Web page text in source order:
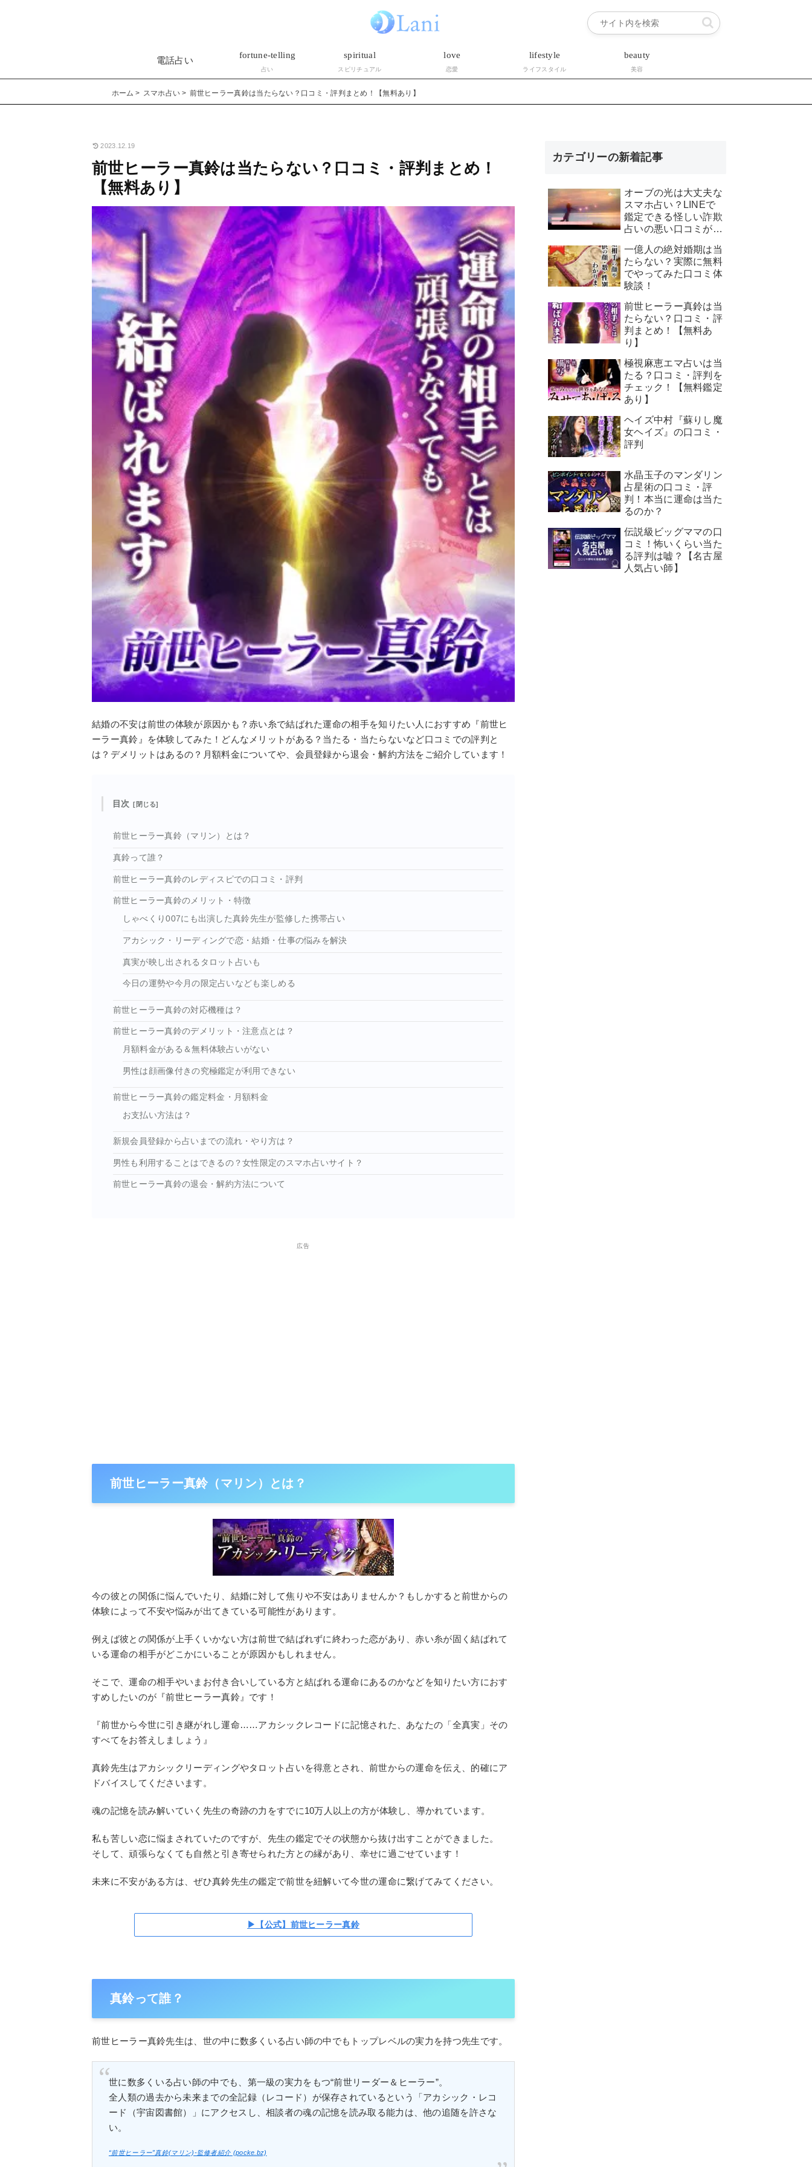
電話占い
fortune-telling
占い
spiritual
スピリチュアル
love
恋愛
lifestyle
ライフスタイル
beauty
美容
ホーム スマホ占い 前世ヒーラー真鈴は当たらない？口コミ・評判まとめ！【無料あり】
2023.12.19
前世ヒーラー真鈴は当たらない？口コミ・評判まとめ！
【無料あり】
結婚の不安は前世の体験が原因かも？赤い糸で結ばれた運命の相手を知りたい人におすすめ『前世ヒ
ーラー真鈴』を体験してみた！どんなメリットがある？当たる・当たらないなど口コミでの評判と
は？デメリットはあるの？月額料金についてや、会員登録から退会・解約方法をご紹介しています！
目次
前世ヒーラー真鈴（マリン）とは？
真鈴って誰？
前世ヒーラー真鈴のレディスピでの口コミ・評判
前世ヒーラー真鈴のメリット・特徴
しゃべくり007にも出演した真鈴先生が監修した携帯占い
アカシック・リーディングで恋・結婚・仕事の悩みを解決
真実が映し出されるタロット占いも
今日の運勢や今月の限定占いなども楽しめる
前世ヒーラー真鈴の対応機種は？
前世ヒーラー真鈴のデメリット・注意点とは？
月額料金がある＆無料体験占いがない
男性は顔画像付きの究極鑑定が利用できない
前世ヒーラー真鈴の鑑定料金・月額料金
お支払い方法は？
新規会員登録から占いまでの流れ・やり方は？
男性も利用することはできるの？女性限定のスマホ占いサイト？
前世ヒーラー真鈴の退会・解約方法について
広告
前世ヒーラー真鈴（マリン）とは？
今の彼との関係に悩んでいたり、結婚に対して焦りや不安はありませんか？もしかすると前世からの
体験によって不安や悩みが出てきている可能性があります。
例えば彼との関係が上手くいかない方は前世で結ばれずに終わった恋があり、赤い糸が固く結ばれて
いる運命の相手がどこかにいることが原因かもしれません。
そこで、運命の相手やいまお付き合いしている方と結ばれる運命にあるのかなどを知りたい方におす
すめしたいのが『前世ヒーラー真鈴』です！
『前世から今世に引き継がれし運命……アカシックレコードに記憶された、あなたの「全真実」その
すべてをお答えしましょう』
真鈴先生はアカシックリーディングやタロット占いを得意とされ、前世からの運命を伝え、的確にア
ドバイスしてくださいます。
魂の記憶を読み解いていく先生の奇跡の力をすでに10万人以上の方が体験し、導かれています。
私も苦しい恋に悩まされていたのですが、先生の鑑定でその状態から抜け出すことができました。
そして、頑張らなくても自然と引き寄せられた方との縁があり、幸せに過ごせています！
未来に不安がある方は、ぜひ真鈴先生の鑑定で前世を紐解いて今世の運命に繋げてみてください。
▶【公式】前世ヒーラー真鈴
真鈴って誰？
前世ヒーラー真鈴先生は、世の中に数多くいる占い師の中でもトップレベルの実力を持つ先生です。
世に数多くいる占い師の中でも、第一級の実力をもつ“前世リーダー＆ヒーラー”。
全人類の過去から未来までの全記録（レコード）が保存されているという「アカシック・レコ
ード（宇宙図書館）」にアクセスし、相談者の魂の記憶を読み取る能力は、他の追随を許さな
い。
“前世ヒーラー”真鈴(マリン)-監修者紹介 (pocke.bz)
カテゴリーの新着記事
オーブの光は大丈夫な
スマホ占い？LINEで
鑑定できる怪しい詐欺
占いの悪い口コミが真
一億人の絶対婚期は当
たらない？実際に無料
でやってみた口コミ体
験談！
前世ヒーラー真鈴は当
たらない？口コミ・評
判まとめ！【無料あ
り】
極視麻恵エマ占いは当
たる？口コミ・評判を
チェック！【無料鑑定
あり】
ヘイズ中村『蘇りし魔
女ヘイズ』の口コミ・
評判
水晶玉子のマンダリン
占星術の口コミ・評
判！本当に運命は当た
るのか？
伝説級ビッグママの口
コミ！怖いくらい当た
る評判は嘘？【名古屋
人気占い師】